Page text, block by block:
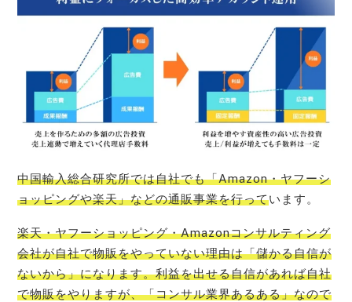
中国輸入総合研究所では自社でも「Amazon・ヤフーシ
ョッピングや楽天」などの通販事業を行っています。
楽天・ヤフーショッピング・Amazonコンサルティング
会社が自社で物販をやっていない理由は「儲かる自信が
ないから」になります。利益を出せる自信があれば自社
で物販をやりますが、「コンサル業界あるある」なので